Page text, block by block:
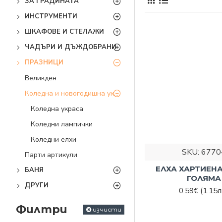
ИНСТРУМЕНТИ
ШКАФОВЕ И СТЕЛАЖИ
ЧАДЪРИ И ДЪЖДОБРАНИ
ПРАЗНИЦИ
Великден
Коледна и новогодишна украса
Коледна украса
Коледни лампички
Коледни елхи
Парти артикули
БАНЯ
ДРУГИ
Филтри изчисти
любимите си хора.
Украшения
Венец – още
декорации.
SKU:
ЕЛХА
ГОЛЯМА
0.59€